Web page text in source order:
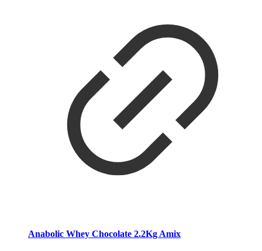
Anabolic Whey Chocolate 2.2Kg Amix